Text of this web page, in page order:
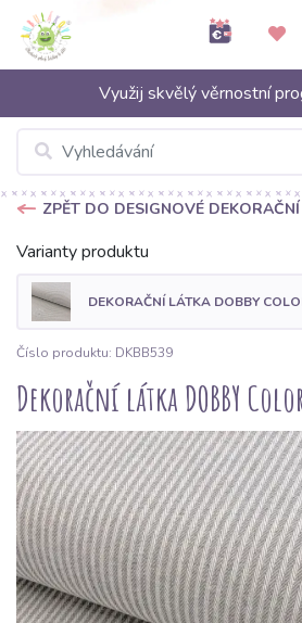
Využij skvělý věrnostní
ZPĚT DO DESIGNOVÉ
Varianty produktu
DEKORAČNÍ LÁTKA DOBBY
Číslo produktu: DKBB539
Dekorační látka DOBBY